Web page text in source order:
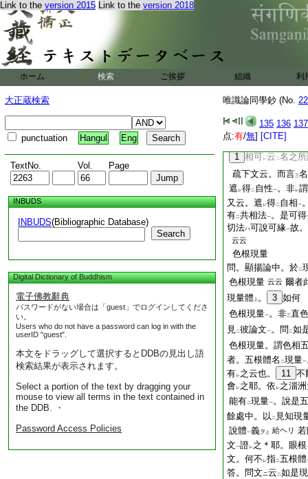
Link to the version 2015 Link to the version 2018
ホーム 検索 ご挨拶 組織 利
大正蔵検索
punctuation Hangul Eng
TextNo. Vol. Page
INBUDS
INBUDS(Bibliographic Database)
Search
Digital Dictionary of Buddhism
電子佛教辭典
パスワードがない場合は「guest」でログインしてくださ
い。
Users who do not have a password can log in with the
userID "guest".
本文をドラッグして選択するとDDBの見出し語
検索結果が表示されます。
Select a portion of the text by dragging your
mouse to view all terms in the text contained in
the DDB. ・
Password Access Policies
唯識論同學鈔 (No.
135 136 137
点:有/無] [CITE]
答。先自相者。不
21 擬宜
之
之時。體上有 下可
更無 其體
詮 共相自性
也。
所詮之義中。詮
體
卽得二共相中自相
遮二 非火 一 等ヲ 云レ得 二
體ト 而論 レ 之。非
1 相可レ云 二名之
疏下文云。而言三
遮 レ得二 自性一。非レ謂
又云。遮 レ得二 自相一
有二共相法一。是可得
切法ハ可說可緣一故
云云
色根現量
問。顯揚論中。於二
色根現量 云云 爾者
現量體
上 。 3 如何
色根現量一。非三直
見二彼論文一。問 二如
色根現量。謂色相
者。五根體名 二現量一
有レ之云也。 11 不
會レ之耶。依 レ之淄
能有二現量一。說是
餘處中。以 二 見知現
說體一義ヲ 上 給ヘリ
文一證レ之＊耶。眼根
文。何不 レ指二五根體
答。問文ニ云 二如是